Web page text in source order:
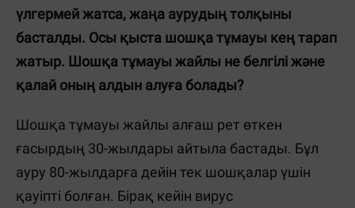
үлгермей жатса, жаңа аурудың толқыны
басталды. Осы қыста шошқа тұмауы кең тарап
жатыр. Шошқа тұмауы жайлы не белгілі және
қалай оның алдын алуға болады?
Шошқа тұмауы жайлы алғаш рет өткен
ғасырдың 30-жылдары айтыла бастады. Бұл
ауру 80-жылдарға дейін тек шошқалар үшін
қауіпті болған. Бірақ кейін вирус